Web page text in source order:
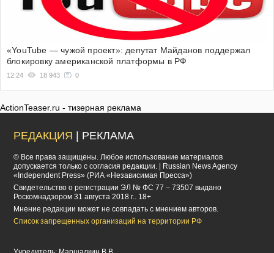
«YouTube — чужой проект»: депутат Майданов поддержал
блокировку американской платформы в РФ
12:24 18 943 0
ActionTeaser.ru - тизерная реклама
РЕДАКЦИЯ | РЕКЛАМА
© Все права защищены. Любое использование материалов
допускается только с согласия редакции. | Russian News Agency
«Independent Press» (РИА «Независимая Пресса»)
Cвидетельство о регистрации ЭЛ № ФС 77 – 73507 выдано
Роскомнадзором 31 августа 2018 г.. 18+
Мнение редакции может не совпадать с мнением авторов.
Список запрещенных организаций на территории РФ